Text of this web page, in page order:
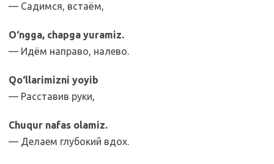
— Садимся, встаём,
O‘ngga, chapga yuramiz.
— Идём направо, налево.
Qo‘llarimizni yoyib
— Расставив руки,
Chuqur nafas olamiz.
— Делаем глубокий вдох.